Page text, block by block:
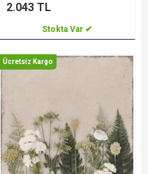
2.043 TL
Stokta Var ✔
Ücretsiz Kargo